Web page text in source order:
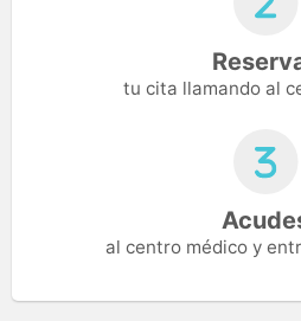
tu cita llamando al
al centro médico y